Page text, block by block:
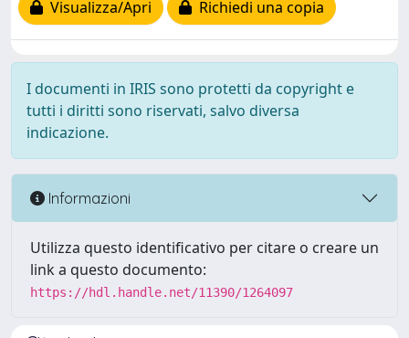
Visualizza/Apri
Richiedi una copia
I documenti in IRIS sono protetti da copyright e
tutti i diritti sono riservati, salvo diversa
indicazione.
Informazioni
Utilizza questo identificativo per citare o creare un
link a questo documento:
https://hdl.handle.net/11390/1264097